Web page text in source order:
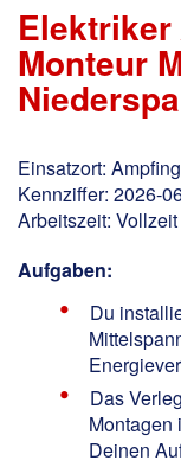
Monteur
Einsatzort:
Kennziffer: 2026-
Arbeitszeit:
Aufgaben:
Du
Das
Montagen
Deinen